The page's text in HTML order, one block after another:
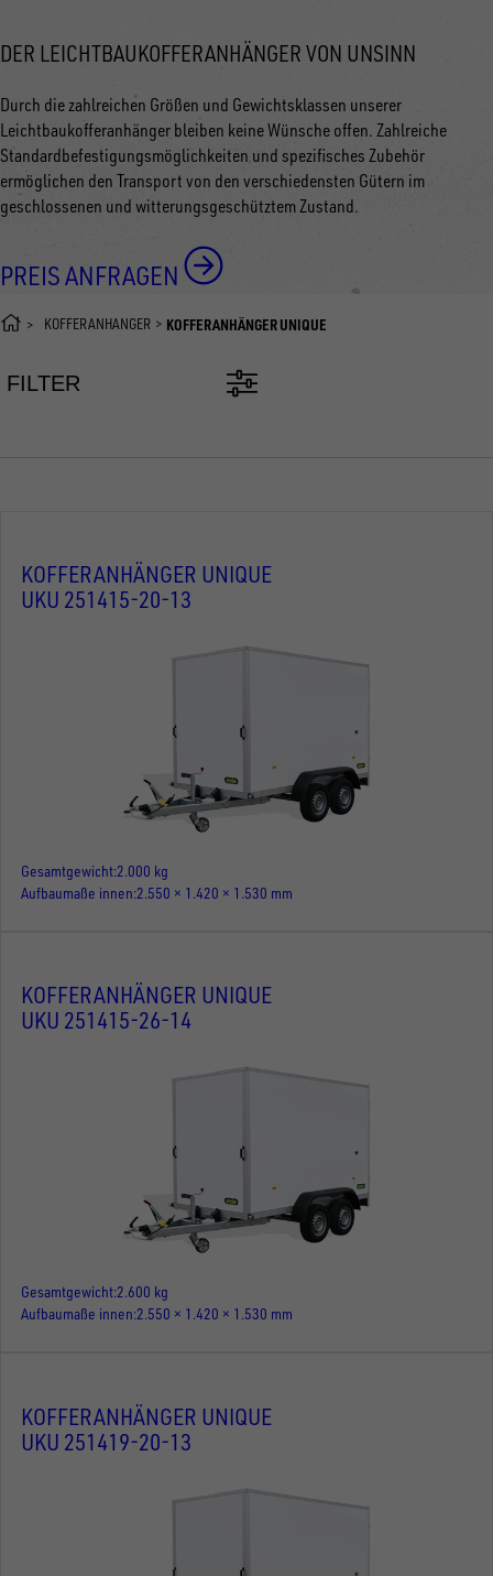
DER LEICHTBAUKOFFERANHÄNGER VON UNSINN
Durch die zahlreichen Größen und Gewichtsklassen unserer
Leichtbaukofferanhänger bleiben keine Wünsche offen. Zahlreiche
Standardbefestigungsmöglichkeiten und spezifisches Zubehör
ermöglichen den Transport von den verschiedensten Gütern im
geschlossenen und witterungsgeschütztem Zustand.
PREIS ANFRAGEN
KOFFERANHÄNGER KOFFERANHÄNGER UNIQUE
FILTER
KOFFERANHÄNGER UNIQUE
UKU 251415-20-13
Gesamtgewicht 2.000 kg
Aufbaumaße innen 2.550 × 1.420 × 1.530 mm
KOFFERANHÄNGER UNIQUE
UKU 251415-26-14
Gesamtgewicht 2.600 kg
Aufbaumaße innen 2.550 × 1.420 × 1.530 mm
KOFFERANHÄNGER UNIQUE
UKU 251419-20-13